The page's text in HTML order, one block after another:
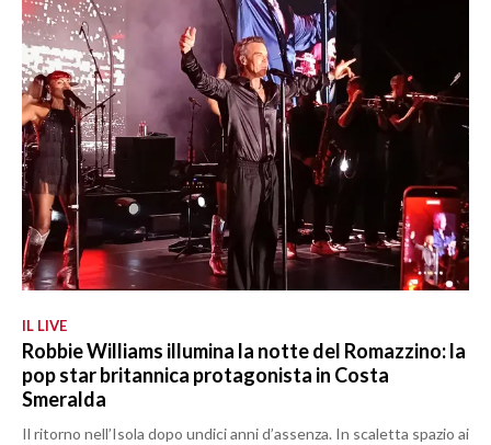
IL LIVE
Robbie Williams illumina la notte del Romazzino: la
pop star britannica protagonista in Costa
Smeralda
Il ritorno nell’Isola dopo undici anni d’assenza. In scaletta spazio ai